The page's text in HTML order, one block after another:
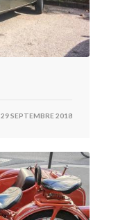
29 SEPTEMBRE 2018